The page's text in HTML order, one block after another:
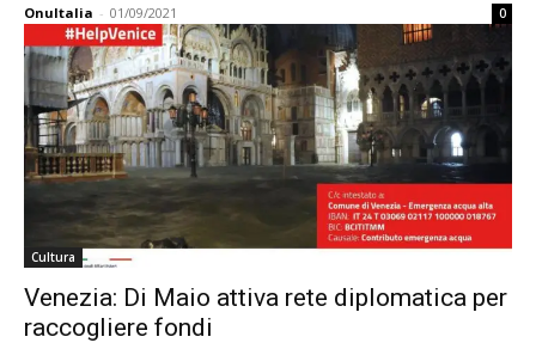
OnuItalia - 01/09/2021 0
Cultura
Venezia: Di Maio attiva rete diplomatica per
raccogliere fondi